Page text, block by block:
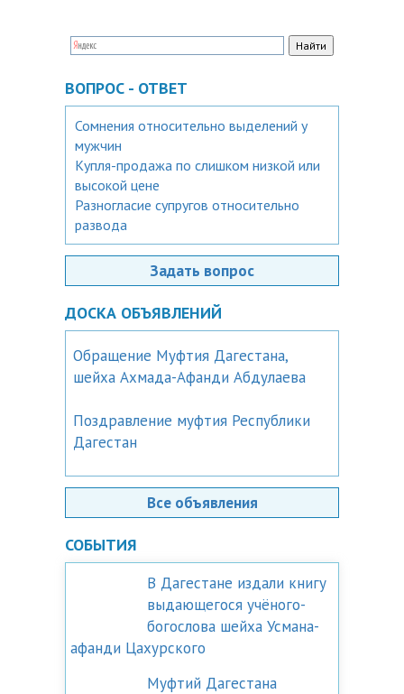
ВОПРОС - ОТВЕТ
Сомнения относительно выделений у
мужчин
Купля-продажа по слишком низкой или
высокой цене
Разногласие супругов относительно
развода
Задать вопрос
ДОСКА ОБЪЯВЛЕНИЙ
Обращение Муфтия Дагестана,
шейха Ахмада-Афанди Абдулаева
Поздравление муфтия Республики
Дагестан
Все объявления
СОБЫТИЯ
В Дагестане издали книгу
выдающегося учёного-
богослова шейха Усмана-
афанди Цахурского
Муфтий Дагестана